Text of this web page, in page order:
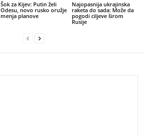
Šok za Kijev: Putin želi
Odesu, novo rusko oružje
menja planove
Najopasnija ukrajinska
raketa do sada: Može da
pogodi ciljeve širom
Rusije